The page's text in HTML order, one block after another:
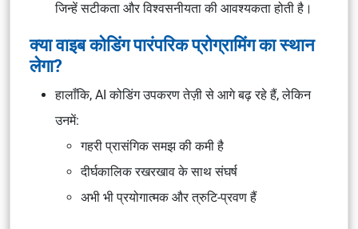
जिन्हें सटीकता और विश्वसनीयता की आवश्यकता होती है।
क्या वाइब कोडिंग पारंपरिक प्रोग्रामिंग का स्थान
लेगा?
हालाँकि, AI कोडिंग उपकरण तेज़ी से आगे बढ़ रहे हैं, लेकिन
उनमें:
गहरी प्रासंगिक समझ की कमी है
दीर्घकालिक रखरखाव के साथ संघर्ष
अभी भी प्रयोगात्मक और त्रुटि-प्रवण हैं